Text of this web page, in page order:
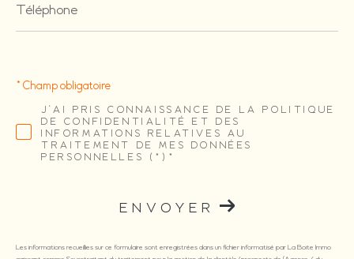
J'AI PRIS CONNAISSANCE DE LA POLITIQUE
DE CONFIDENTIALITÉ ET DES
INFORMATIONS RELATIVES AU
TRAITEMENT DE MES DONNÉES
PERSONNELLES (*)*
* Champ obligatoire
ENVOYER
Les informations recueillies sur ce formulaire sont enregistrées dans un fichier informatisé par La Boite Immo